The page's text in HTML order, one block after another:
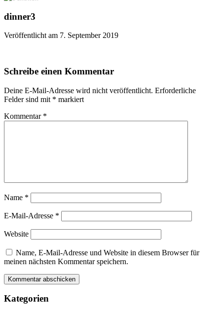
dinner3
Veröffentlicht am 7. September 2019
Schreibe einen Kommentar
Deine E-Mail-Adresse wird nicht veröffentlicht. Erforderliche
Felder sind mit * markiert
Kommentar *
Name *
E-Mail-Adresse *
Website
Name, E-Mail-Adresse und Website in diesem Browser für
meinen nächsten Kommentar speichern.
Kategorien